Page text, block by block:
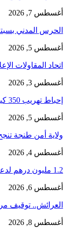
أغسطس 7, 2026
الحرس المدني
أغسطس 5, 2026
اتحاد المقاولات
أغسطس 3, 2026
إحباط تهريب 350 كيلوغرامًا من الشيرا محشوة داخل قوالب…
أغسطس 5, 2026
ولاية أمن طنجة
أغسطس 4, 2026
1.2 مليون درهم لدعم الدورة الـ31 لمهرجان تطوان لسينما البحر…
أغسطس 6, 2026
العرائش.. توقيف
أغسطس 8, 2026